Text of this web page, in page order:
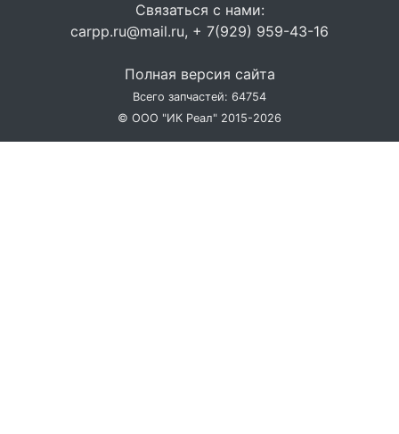
Связаться с нами:
carpp.ru@mail.ru, + 7(929) 959-43-16
Полная версия сайта
Всего запчастей: 64754
© ООО "ИК Реал" 2015-2026